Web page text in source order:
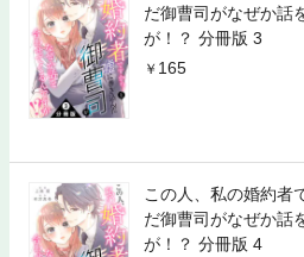
だ御曹司がなぜか話
が！？ 分冊版 3
165
この人、私の婚約者
だ御曹司がなぜか話
が！？ 分冊版 4